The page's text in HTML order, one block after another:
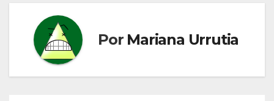
Por Mariana Urrutia